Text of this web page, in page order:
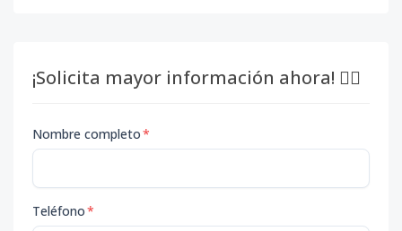
¡Solicita mayor información ahora! 👇🏽
Nombre completo*
Teléfono*